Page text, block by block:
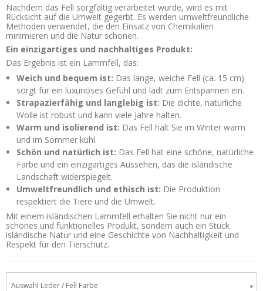
Nachdem das Fell sorgfältig verarbeitet wurde, wird es mit
Rücksicht auf die Umwelt gegerbt. Es werden umweltfreundliche
Methoden verwendet, die den Einsatz von Chemikalien
minimieren und die Natur schonen.
Ein einzigartiges und nachhaltiges Produkt:
Das Ergebnis ist ein Lammfell, das:
Weich und bequem ist: Das lange, weiche Fell (ca. 15 cm)
sorgt für ein luxuriöses Gefühl und lädt zum Entspannen ein.
Strapazierfähig und langlebig ist: Die dichte, natürliche
Wolle ist robust und kann viele Jahre halten.
Warm und isolierend ist: Das Fell hält Sie im Winter warm
und im Sommer kühl.
Schön und natürlich ist: Das Fell hat eine schöne, natürliche
Farbe und ein einzigartiges Aussehen, das die isländische
Landschaft widerspiegelt.
Umweltfreundlich und ethisch ist: Die Produktion
respektiert die Tiere und die Umwelt.
Mit einem isländischen Lammfell erhalten Sie nicht nur ein
schönes und funktionelles Produkt, sondern auch ein Stück
isländische Natur und eine Geschichte von Nachhaltigkeit und
Respekt für den Tierschutz.
Auswahl Leder / Fell Farbe